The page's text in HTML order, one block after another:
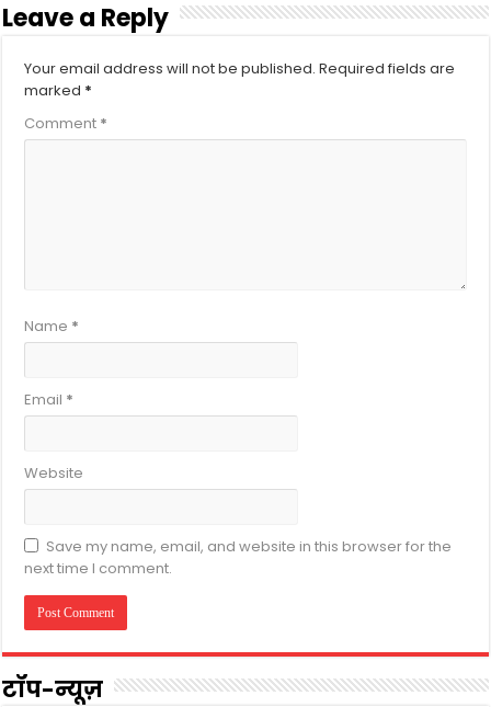
Leave a Reply
Your email address will not be published. Required fields are
marked *
Comment *
Name *
Email *
Website
Save my name, email, and website in this browser for the
next time I comment.
टॉप-न्यूज़